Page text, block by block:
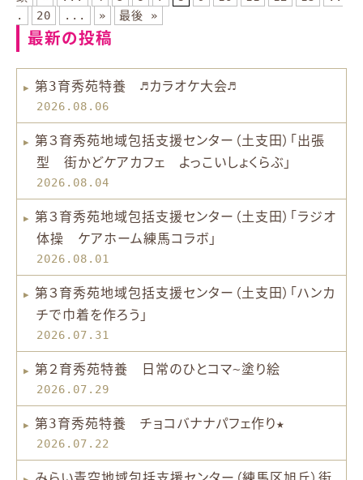
.
20 ... » 最後 »
最新の投稿
第3育秀苑特養 ♬カラオケ大会♬
2026.08.06
第３育秀苑地域包括支援センター（土支田）「出張
型 街かどケアカフェ よっこいしょくらぶ」
2026.08.04
第３育秀苑地域包括支援センター（土支田）「ラジオ
体操 ケアホーム練馬コラボ」
2026.08.01
第３育秀苑地域包括支援センター（土支田）「ハンカ
チで巾着を作ろう」
2026.07.31
第２育秀苑特養 日常のひとコマ~塗り絵
2026.07.29
第3育秀苑特養 チョコバナナパフェ作り★
2026.07.22